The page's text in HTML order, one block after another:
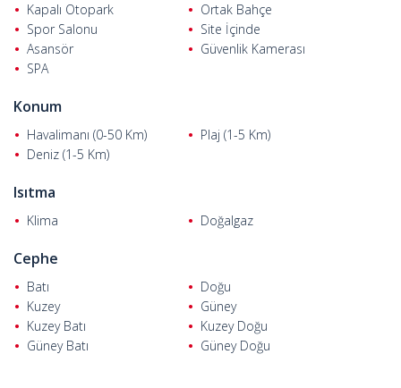
Kapalı Otopark
Ortak Bahçe
Spor Salonu
Site İçinde
Asansör
Güvenlik Kamerası
SPA
Konum
Havalimanı (0-50 Km)
Plaj (1-5 Km)
Deniz (1-5 Km)
Isıtma
Klima Doğalgaz
Cephe
Batı
Doğu
Kuzey
Güney
Kuzey Batı
Kuzey Doğu
Güney Batı
Güney Doğu